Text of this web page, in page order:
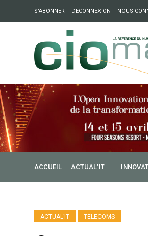
S’ABONNER DECONNEXION NOUS
: Partech Shaker lance
ACCUEIL ACTUAL’IT
ACTUAL’IT TELECOMS